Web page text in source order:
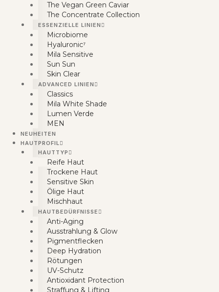
The Vegan Green Caviar
The Concentrate Collection
ESSENZIELLE LINIEN
Microbiome
Hyaluronic⁷
Mila Sensitive
Sun Sun
Skin Clear
ADVANCED LINIEN
Classics
Mila White Shade
Lumen Verde
MEN
NEUHEITEN
HAUTPROFIL
HAUTTYP
Reife Haut
Trockene Haut
Sensitive Skin
Ölige Haut
Mischhaut
HAUTBEDÜRFNISSE
Anti-Aging
Ausstrahlung & Glow
Pigmentflecken
Deep Hydration
Rötungen
UV-Schutz
Antioxidant Protection
Straffung & Lifting